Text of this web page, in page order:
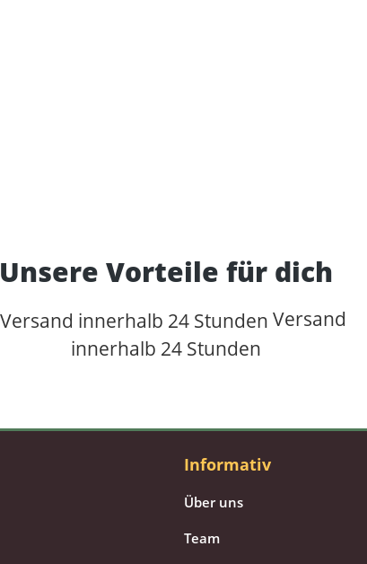
Unsere Vorteile für dich
Versand
innerhalb 24 Stunden
Informativ
Über uns
Team